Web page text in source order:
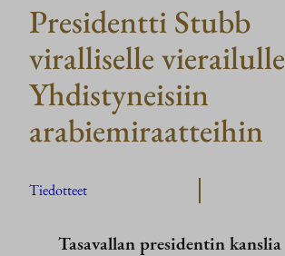
Presidentti Stubb
viralliselle vierailulle
Yhdistyneisiin
arabiemiraatteihin
Tiedotteet
Tasavallan presidentin kanslia